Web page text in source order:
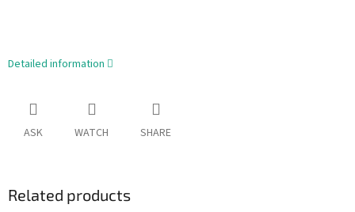
Detailed information
ASK WATCH SHARE
Related products